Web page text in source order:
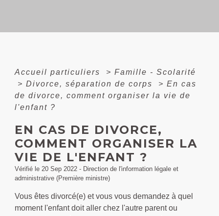
Accueil particuliers > Famille - Scolarité
> Divorce, séparation de corps > En cas
de divorce, comment organiser la vie de
l'enfant ?
EN CAS DE DIVORCE,
COMMENT ORGANISER LA
VIE DE L'ENFANT ?
Vérifié le 20 Sep 2022 - Direction de l'information légale et
administrative (Première ministre)
Vous êtes divorcé(e) et vous vous demandez à quel
moment l'enfant doit aller chez l'autre parent ou